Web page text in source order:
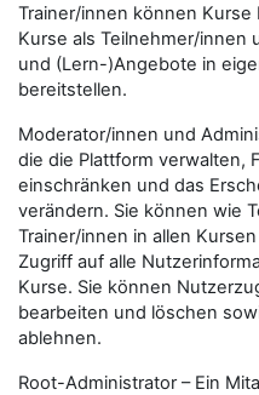
Trainer/innen können
Kurse als Teilnehmer/innen
und (Lern-)Angebote in
bereitstellen.
Moderator/innen und
die die Plattform verwalten,
einschränken und das
verändern. Sie können wie
Trainer/innen in allen
Zugriff auf alle
Kurse. Sie können
bearbeiten und löschen
ablehnen.
Root-Administrator – Ein